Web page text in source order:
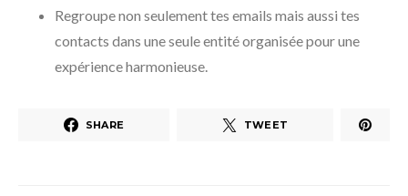
Regroupe non seulement tes emails mais aussi tes
contacts dans une seule entité organisée pour une
expérience harmonieuse.
SHARE TWEET